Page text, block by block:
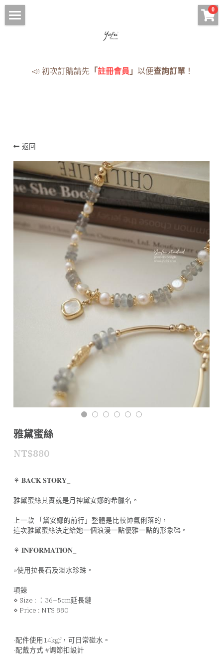
📣 初次訂購請先「註冊會員 」 以便查詢訂單！
0
戒指
《蠟線編繩系列》
NOTICE
訂購須知與流程
付款資訊（匯款回覆單）
海外訂購（港澳）
材質說明與保養須知
登錄/註冊
返回
雅黛蜜絲
NT$880
⚘ 𝐁𝐀𝐂𝐊 𝐒𝐓𝐎𝐑𝐘_
雅黛蜜絲其實就是月神黛安娜的希臘名。
上一款 「黛安娜的前行」整體是比較帥氣俐落的，
這次雅黛蜜絲決定給她一個浪漫一點優雅一點的形象🥰。
⚘ 𝐈𝐍𝐅𝐎𝐑𝐌𝐀𝐓𝐈𝐎𝐍_
»使用拉長石及淡水珍珠。
項鍊
⋄ Size : ：36+5cm延長鏈
⋄ Price : NT$ 880
·配件使用14kgf，可日常碰水。
·配戴方式 #調節扣設計
×
項鍊 Necklaces
· 蠟線編織專區
全部手串